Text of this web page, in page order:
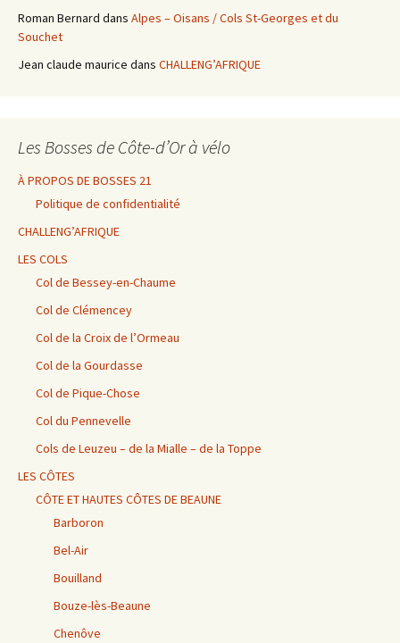
Roman Bernard dans Alpes – Oisans / Cols St-Georges et du
Souchet
Jean claude maurice dans CHALLENG’AFRIQUE
Les Bosses de Côte-d’Or à vélo
À PROPOS DE BOSSES 21
Politique de confidentialité
CHALLENG’AFRIQUE
LES COLS
Col de Bessey-en-Chaume
Col de Clémencey
Col de la Croix de l’Ormeau
Col de la Gourdasse
Col de Pique-Chose
Col du Pennevelle
Cols de Leuzeu – de la Mialle – de la Toppe
LES CÔTES
CÔTE ET HAUTES CÔTES DE BEAUNE
Barboron
Bel-Air
Bouilland
Bouze-lès-Beaune
Chenôve